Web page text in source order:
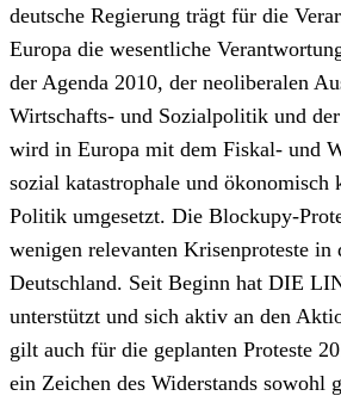
deutsche Regierung trägt für die
Europa die wesentliche
der Agenda 2010, der neoliberalen
Wirtschafts- und Sozialpolitik und der
wird in Europa mit dem Fiskal- und
sozial katastrophale und ökonomisch
Politik umgesetzt. Die Blockupy-
wenigen relevanten Krisenproteste in
Deutschland. Seit Beginn hat DIE
unterstützt und sich aktiv an den
gilt auch für die geplanten Proteste
ein Zeichen des Widerstands sowohl